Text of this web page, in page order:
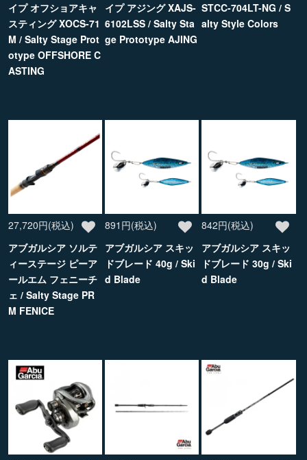
イプ オフショアキャ
スティング XOCS-71
M / Salty Stage Prot
otype OFFSHORE C
ASTING
イプ アジング XAJS-
6102LSS / Salty Sta
ge Prototype AJING
STCC-704LT-NG / S
alty Style Colors
27,720円(税込)
アブガルシア ソルテ
ィーステージ ピーア
ールエム フェニーチ
ェ / Salty Stage PR
M FENICE
891円(税込)
アブガルシア スキッ
ドブレード 40g / Ski
d Blade
842円(税込)
アブガルシア スキッ
ドブレード 30g / Ski
d Blade